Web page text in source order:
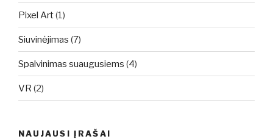
Pixel Art(1)
Siuvinėjimas (7)
Spalvinimas suaugusiems (4)
VR (2)
NAUJAUSI ĮRAŠAI